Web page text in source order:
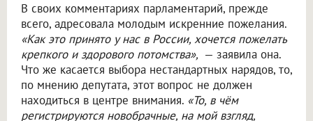
В своих комментариях парламентарий, прежде
всего, адресовала молодым искренние пожелания.
«Как это принято у нас в России, хочется пожелать
крепкого и здорового потомства», — заявила она.
Что же касается выбора нестандартных нарядов, то,
по мнению депутата, этот вопрос не должен
находиться в центре внимания. «То, в чём
регистрируются новобрачные, на мой взгляд,